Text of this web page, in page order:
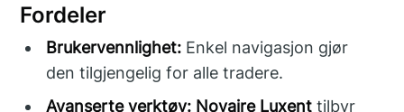
Fordeler
Brukervennlighet: Enkel navigasjon gjør
den tilgjengelig for alle tradere.
Avanserte verktøy: Novaire Luxent tilbyr